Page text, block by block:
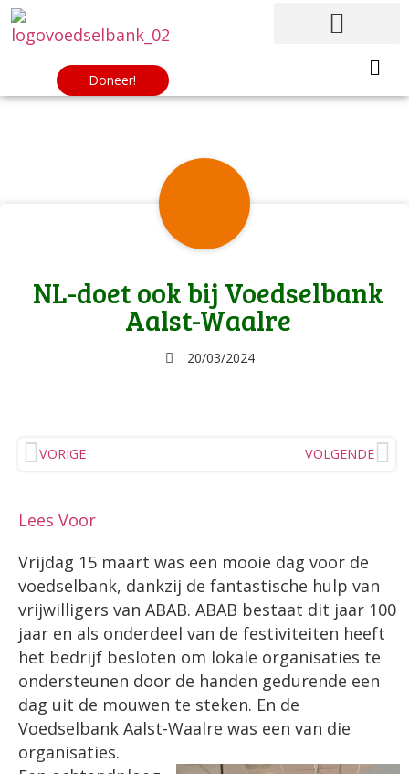
Doneer!
NL-doet ook bij Voedselbank
Aalst-Waalre
20/03/2024
VORIGE VOLGENDE
Lees Voor
Vrijdag 15 maart was een mooie dag voor de
voedselbank, dankzij de fantastische hulp van
vrijwilligers van ABAB. ABAB bestaat dit jaar 100
jaar en als onderdeel van de festiviteiten heeft
het bedrijf besloten om lokale organisaties te
ondersteunen door de handen gedurende een
dag uit de mouwen te steken. En de
Voedselbank Aalst-Waalre was een van die
organisaties.